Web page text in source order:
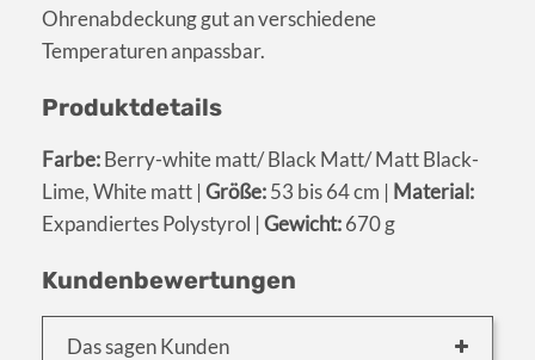
Ohrenabdeckung gut an verschiedene
Temperaturen anpassbar.
Produktdetails
Farbe:Berry-white matt/ Black Matt/ Matt Black-
Lime, White matt | Größe:53 bis 64 cm | Material:
Expandiertes Polystyrol | Gewicht:670 g
Kundenbewertungen
Das sagen Kunden